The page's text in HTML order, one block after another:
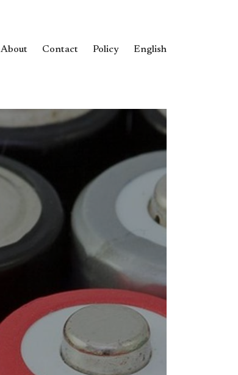
About Contact Policy English